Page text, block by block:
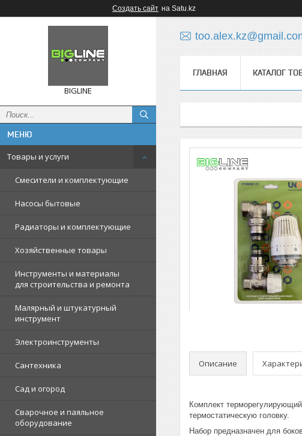
Создать сайт на Satu.kz
BIGLINE
Товары и услуги
Смесители и комплектующие
Насосы бытовые
Радиаторы и комплектующие
Хозяйственные товары
Инструменты и материалы
для строительства и ремонта
Малярный и штукатурный
инструмент
Электроинструменты
Сантехника
Сад и огород
Сварочное и паяльное
оборудование
ГЛАВНАЯ КАТАЛОГ
Описание
Комплект
термостатическую головку.
Набор предназначен для